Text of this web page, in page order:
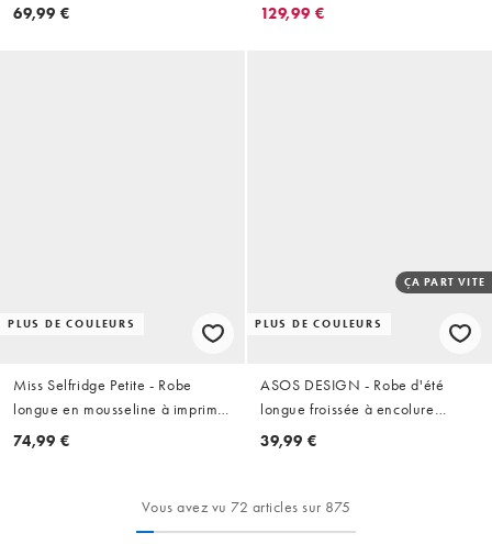
jupe évasée et ourlet à
69,99 €
sequins et fleurs - Citron
129,99 €
PLUS DE COULEURS
Miss Selfridge Petite - Robe
longue en mousseline à imprimé
fleuri
74,99 €
PLUS DE COULEURS
ÇA PART VITE
ASOS DESIGN - Robe d'été
longue froissée à encolure
dégagée et taille froncée -
39,99 €
Vous avez vu 72 articles sur 875